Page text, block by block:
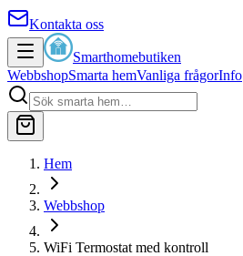
Kontakta oss
Smarthomebutiken
WebbshopSmarta hemVanliga frågorInfo
Hem
Webbshop
WiFi Termostat med kontroll